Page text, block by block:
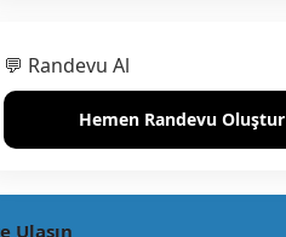
💬 Randevu Al
Hemen Randevu Oluştur
Ulaşın